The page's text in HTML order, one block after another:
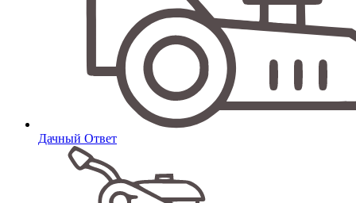
Дачный Ответ